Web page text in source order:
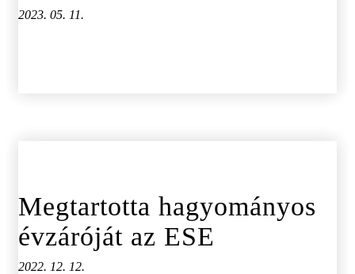
2023. 05. 11.
Megtartotta hagyományos
évzáróját az ESE
2022. 12. 12.